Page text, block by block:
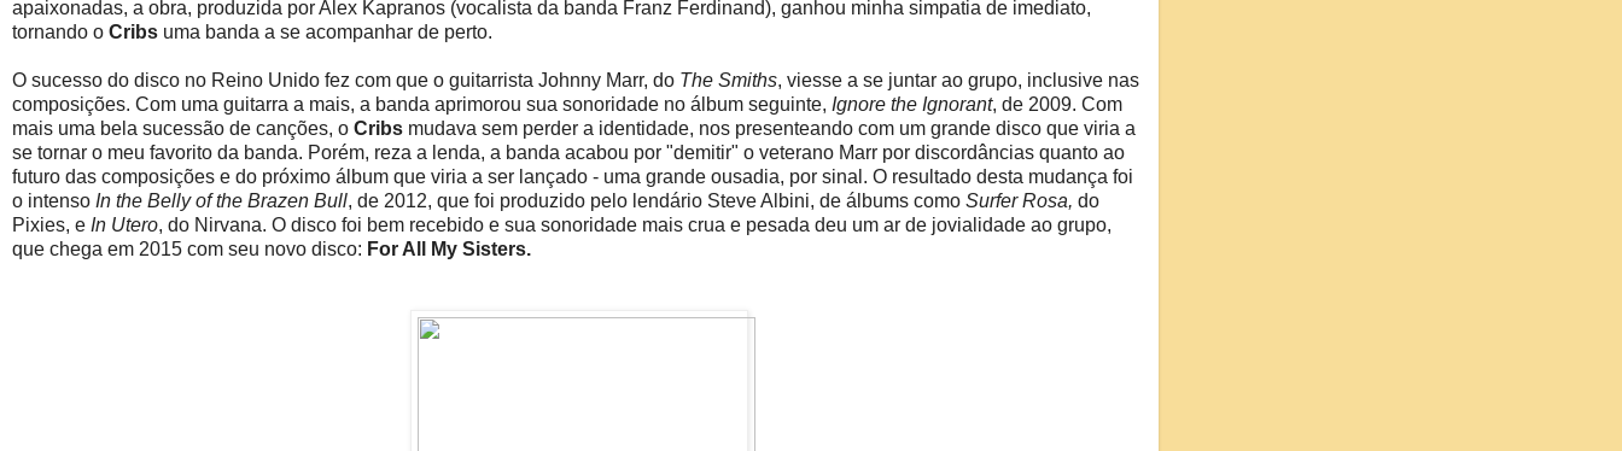
apaixonadas, a obra, produzida por Alex Kapranos (vocalista da banda Franz Ferdinand), ganhou minha simpatia de imediato,
tornando o Cribs uma banda a se acompanhar de perto.
O sucesso do disco no Reino Unido fez com que o guitarrista Johnny Marr, do The Smiths, viesse a se juntar ao grupo, inclusive nas
composições. Com uma guitarra a mais, a banda aprimorou sua sonoridade no álbum seguinte, Ignore the Ignorant, de 2009. Com
mais uma bela sucessão de canções, o Cribs mudava sem perder a identidade, nos presenteando com um grande disco que viria a
se tornar o meu favorito da banda. Porém, reza a lenda, a banda acabou por "demitir" o veterano Marr por discordâncias quanto ao
futuro das composições e do próximo álbum que viria a ser lançado - uma grande ousadia, por sinal. O resultado desta mudança foi
o intenso In the Belly of the Brazen Bull, de 2012, que foi produzido pelo lendário Steve Albini, de álbums como Surfer Rosa, do
Pixies, e In Utero, do Nirvana. O disco foi bem recebido e sua sonoridade mais crua e pesada deu um ar de jovialidade ao grupo,
que chega em 2015 com seu novo disco: For All My Sisters.